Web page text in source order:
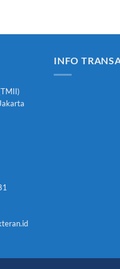
INFO